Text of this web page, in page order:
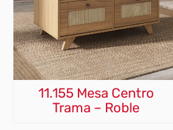
11.155 Mesa Centro
Trama – Roble